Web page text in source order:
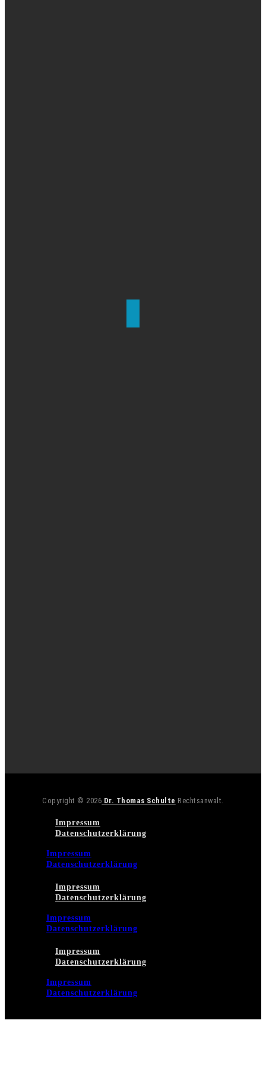
Copyright © 2026 Dr. Thomas Schulte Rechtsanwalt.
Impressum
Datenschutzerklärung
Impressum
Datenschutzerklärung
Impressum
Datenschutzerklärung
Impressum
Datenschutzerklärung
Impressum
Datenschutzerklärung
Impressum
Datenschutzerklärung